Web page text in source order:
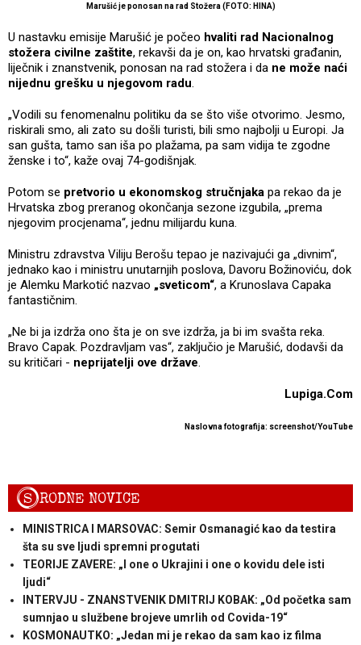
Marušić je ponosan na rad Stožera (FOTO: HINA)
U nastavku emisije Marušić je počeo hvaliti rad Nacionalnog
stožera civilne zaštite, rekavši da je on, kao hrvatski građanin,
liječnik i znanstvenik, ponosan na rad stožera i da ne može naći
nijednu grešku u njegovom radu.
„Vodili su fenomenalnu politiku da se što više otvorimo. Jesmo,
riskirali smo, ali zato su došli turisti, bili smo najbolji u Europi. Ja
san gušta, tamo san iša po plažama, pa sam vidija te zgodne
ženske i to“, kaže ovaj 74-godišnjak.
Potom se pretvorio u ekonomskog stručnjaka pa rekao da je
Hrvatska zbog preranog okončanja sezone izgubila, „prema
njegovim procjenama“, jednu milijardu kuna.
Ministru zdravstva Viliju Berošu tepao je nazivajući ga „divnim“,
jednako kao i ministru unutarnjih poslova, Davoru Božinoviću, dok
je Alemku Markotić nazvao „sveticom“, a Krunoslava Capaka
fantastičnim.
„Ne bi ja izdrža ono šta je on sve izdrža, ja bi im svašta reka.
Bravo Capak. Pozdravljam vas“, zaključio je Marušić, dodavši da
su kritičari - neprijatelji ove države.
Lupiga.Com
Naslovna fotografija: screenshot/YouTube
SRODNE NOVICE
MINISTRICA I MARSOVAC: Semir Osmanagić kao da testira
šta su sve ljudi spremni progutati
TEORIJE ZAVERE: „I one o Ukrajini i one o kovidu dele isti
ljudi“
INTERVJU - ZNANSTVENIK DMITRIJ KOBAK: „Od početka sam
sumnjao u službene brojeve umrlih od Covida-19“
KOSMONAUTKO: „Jedan mi je rekao da sam kao iz filma